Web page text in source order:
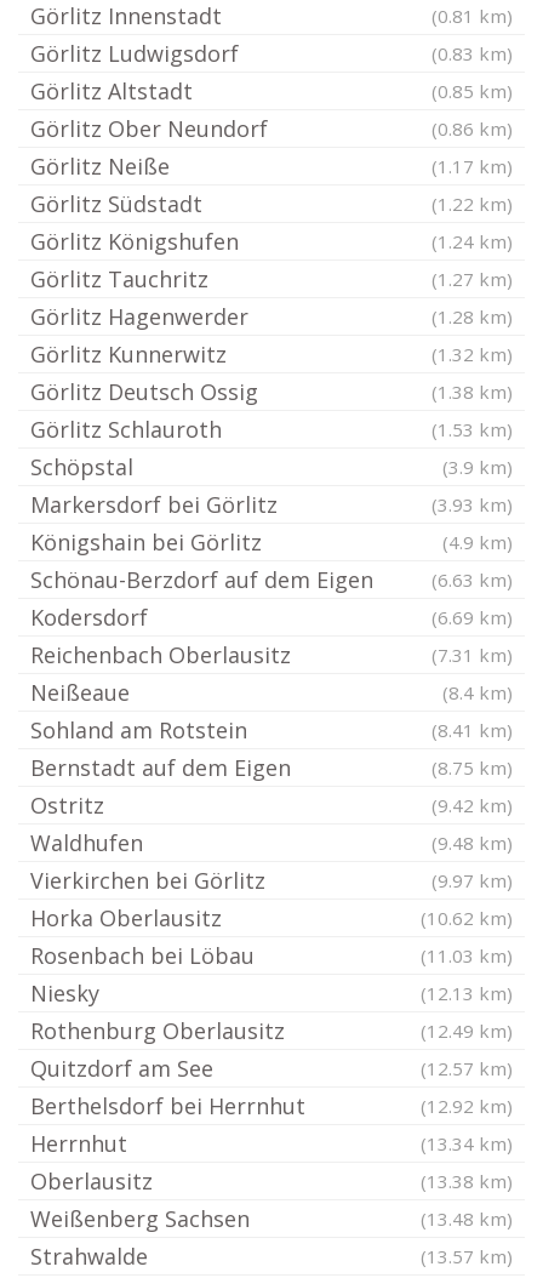
Görlitz Innenstadt (0.81 km)
Görlitz Ludwigsdorf (0.83 km)
Görlitz Altstadt (0.85 km)
Görlitz Ober Neundorf (0.86 km)
Görlitz Neiße (1.17 km)
Görlitz Südstadt (1.22 km)
Görlitz Königshufen (1.24 km)
Görlitz Tauchritz (1.27 km)
Görlitz Hagenwerder (1.28 km)
Görlitz Kunnerwitz (1.32 km)
Görlitz Deutsch Ossig (1.38 km)
Görlitz Schlauroth (1.53 km)
Schöpstal (3.9 km)
Markersdorf bei Görlitz (3.93 km)
Königshain bei Görlitz (4.9 km)
Schönau-Berzdorf auf dem Eigen (6.63 km)
Kodersdorf (6.69 km)
Reichenbach Oberlausitz (7.31 km)
Neißeaue (8.4 km)
Sohland am Rotstein (8.41 km)
Bernstadt auf dem Eigen (8.75 km)
Ostritz (9.42 km)
Waldhufen (9.48 km)
Vierkirchen bei Görlitz (9.97 km)
Horka Oberlausitz (10.62 km)
Rosenbach bei Löbau (11.03 km)
Niesky (12.13 km)
Rothenburg Oberlausitz (12.49 km)
Quitzdorf am See (12.57 km)
Berthelsdorf bei Herrnhut (12.92 km)
Herrnhut (13.34 km)
Oberlausitz (13.38 km)
Weißenberg Sachsen (13.48 km)
Strahwalde (13.57 km)